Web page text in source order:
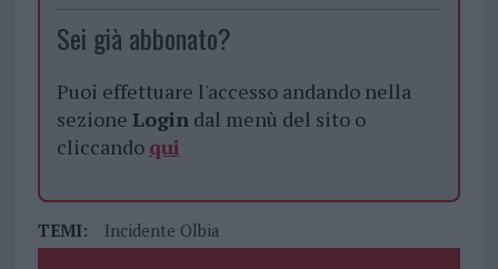
Sei già abbonato?
Puoi effettuare l'accesso andando nella
sezione Logindal menù del sito o
cliccando qui
TEMI: Incidente Olbia